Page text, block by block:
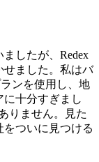
したが、Redex
せました。私はバ
ンを使用し、地
十分すぎまし
りません。見た
ついに見つける